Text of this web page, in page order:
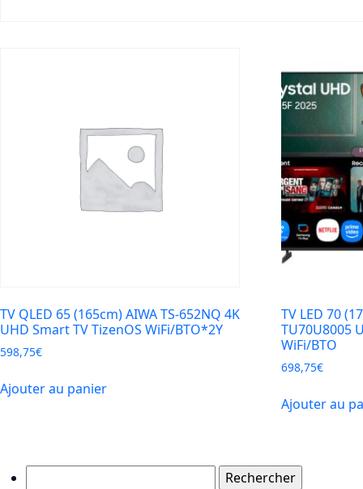
TV QLED 65 (165cm) AIWA TS-652NQ 4K
UHD Smart TV TizenOS WiFi/BTO*2Y
598,75€
Ajouter au panier
TV LED 70
TU70U8005
WiFi/BTO
698,75€
Ajouter au